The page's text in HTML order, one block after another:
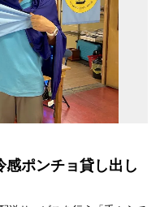
ポンチョ貸し出し